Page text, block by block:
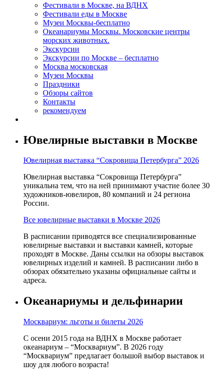
Фестивали в Москве, на ВДНХ
Фестивали еды в Москве
Музеи Москвы-бесплатно
Океанариумы Москвы. Московские центры
морских животных.
Экскурсии
Экскурсии по Москве – бесплатно
Москва московская
Музеи Москвы
Праздники
Обзоры сайтов
Контакты
рекомендуем
Ювелирные выставки в Москве
Ювелирная выставка “Сокровища Петербурга” 2026
Ювелирная выставка “Сокровища Петербурга”
уникальна тем, что на ней принимают участие более 30
художников-ювелиров, 80 компаний и 24 региона
России.
Все ювелирные выставки в Москве 2026
В расписании приводятся все специализированные
ювелирные выставки и выставки камней, которые
проходят в Москве. Даны ссылки на обзоры выставок
ювелирных изделий и камней. В расписании либо в
обзорах обязательно указаны официальные сайты и
адреса.
Океанариумы и дельфинарии
Москвариум: льготы и билеты 2026
С осени 2015 года на ВДНХ в Москве работает
океанариум – “Москвариум”. В 2026 году
“Москвариум” предлагает большой выбор выставок и
шоу для любого возраста!